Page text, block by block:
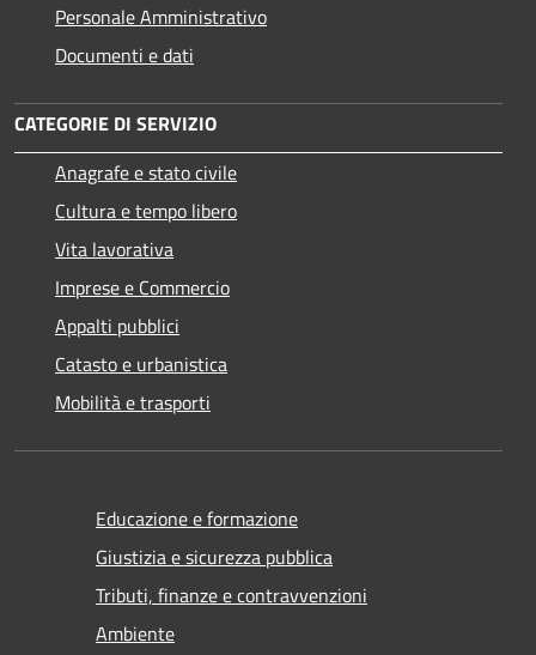
Personale Amministrativo
Documenti e dati
CATEGORIE DI SERVIZIO
Anagrafe e stato civile
Cultura e tempo libero
Vita lavorativa
Imprese e Commercio
Appalti pubblici
Catasto e urbanistica
Mobilità e trasporti
Educazione e formazione
Giustizia e sicurezza pubblica
Tributi, finanze e contravvenzioni
Ambiente